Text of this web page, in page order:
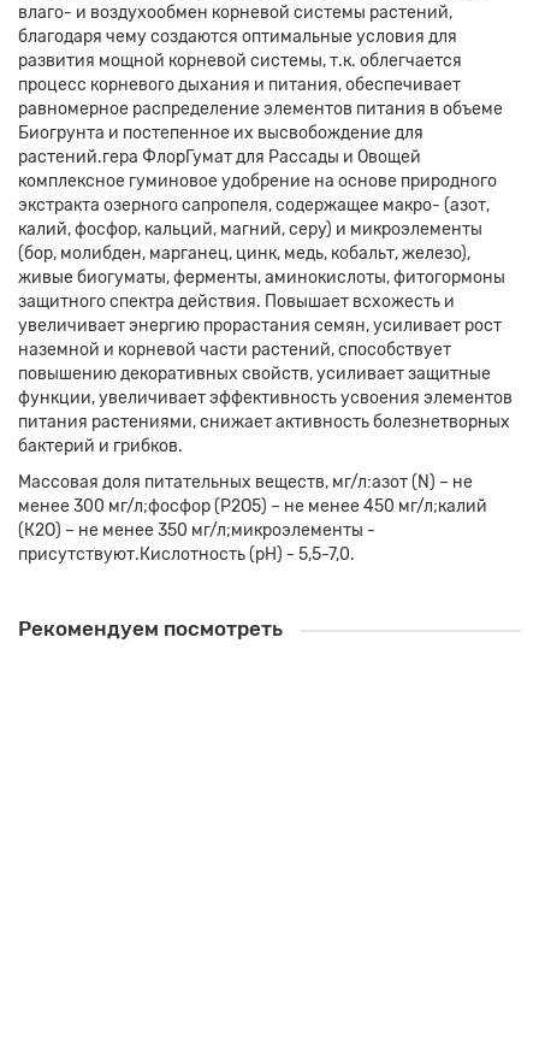
влаго- и воздухообмен корневой системы растений,
благодаря чему создаются оптимальные условия для
развития мощной корневой системы, т.к. облегчается
процесс корневого дыхания и питания, обеспечивает
равномерное распределение элементов питания в объеме
Биогрунта и постепенное их высвобождение для
растений.гера ФлорГумат для Рассады и Овощей
комплексное гуминовое удобрение на основе природного
экстракта озерного сапропеля, содержащее макро- (азот,
калий, фосфор, кальций, магний, серу) и микроэлементы
(бор, молибден, марганец, цинк, медь, кобальт, железо),
живые биогуматы, ферменты, аминокислоты, фитогормоны
защитного спектра действия. Повышает всхожесть и
увеличивает энергию прорастания семян, усиливает рост
наземной и корневой части растений, способствует
повышению декоративных свойств, усиливает защитные
функции, увеличивает эффективность усвоения элементов
питания растениями, снижает активность болезнетворных
бактерий и грибков.
Массовая доля питательных веществ, мг/л:азот (N) – не
менее 300 мг/л;фосфор (Р2О5) – не менее 450 мг/л;калий
(К2О) – не менее 350 мг/л;микроэлементы -
присутствуют.Кислотность (рН) - 5,5-7,0.
Рекомендуем посмотреть